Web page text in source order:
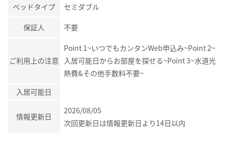
ベッドタイプ
セミダブル
保証人 不要
ご利用上の注意
Point 1~いつでもカンタンWeb申込み~Point 2~
入居可能日からお部屋を探せる~Point 3~水道光
熱費&その他手数料不要~
入居可能日
情報更新日
2026/08/05
次回更新日は情報更新日より14日以内